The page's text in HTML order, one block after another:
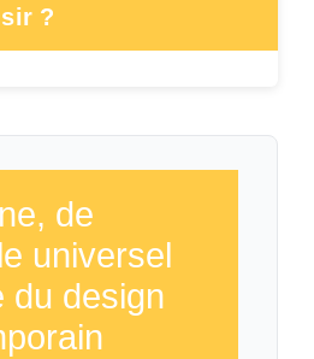
?
de
universel
du design